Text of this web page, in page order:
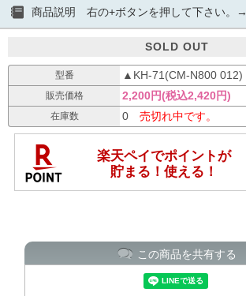
商品説明 右の+ボタンを押して下さい。→
SOLD OUT
型番 ▲KH-71(CM-N800 012)
販売価格 2,200円(税込2,420円)
在庫数 0 売切れ中です。
この商品を共有する